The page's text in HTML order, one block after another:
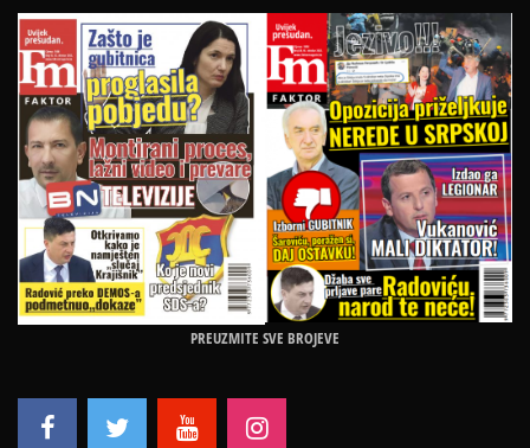
PREUZMITE SVE BROJEVE